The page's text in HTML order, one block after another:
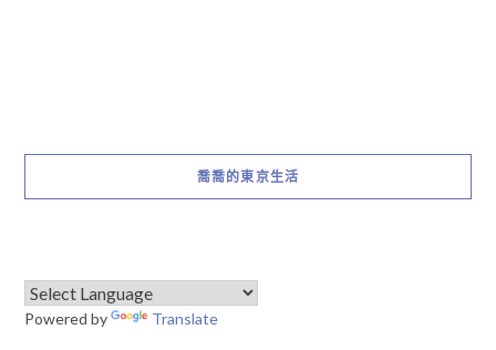
喬喬的東京生活
Powered by Translate